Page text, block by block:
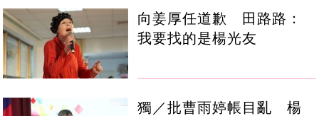
向姜厚任道歉 田路路：
我要找的是楊光友
獨／批曹雨婷帳目亂 楊